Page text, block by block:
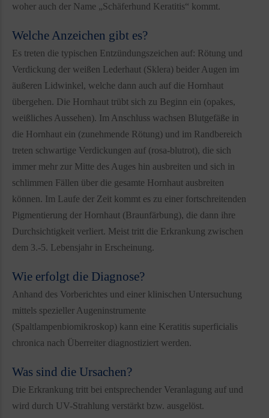
woher auch der Name „Schäferhund Keratitis“ kommt.
Welche Anzeichen gibt es?
Es treten die typischen Entzündungszeichen auf: Rötung und
Verdickung der weißen Lederhaut (Sklera) beider Augen im
äußeren Lidwinkel, welche dann auch auf die Hornhaut
übergehen. Die Hornhaut trübt sich zu Beginn ein (opakes,
weißliches Aussehen). Im Anschluss wachsen Blutgefäße in
die Hornhaut ein (zunehmende Rötung) und im Randbereich
treten schwartige Verdickungen auf (rosa-blutrot), die sich
immer mehr zur Mitte des Auges hin ausbreiten und sich in
schlimmen Fällen über die gesamte Hornhaut ausbreiten
können. Im Laufe der Zeit kommt es zu einer fortschreitenden
Pigmentierung der Hornhaut (Braunfärbung), die dann ihre
Durchsichtigkeit verliert. Meist tritt die Erkrankung zwischen
dem 3.-5. Lebensjahr in Erscheinung.
Wie erfolgt die Diagnose?
Anhand des Vorberichtes und einer klinischen Untersuchung
mittels spezieller Augeninstrumente
(Spaltlampenbiomikroskop) kann eine Keratitis superficialis
chronica nach Überreiter diagnostiziert werden.
Was sind die Ursachen?
Die Erkrankung tritt bei entsprechender Veranlagung auf und
wird durch UV-Strahlung verstärkt bzw. ausgelöst.